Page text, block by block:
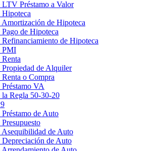
LTV Préstamo a Valor
Hipoteca
Amortización de Hipoteca
de Hipoteca
de Hipoteca
PMI
Propiedad de Alquiler
o Compra
VA
Regla 50-30-20
de Auto
Asequibilidad de Auto
Depreciación de Auto